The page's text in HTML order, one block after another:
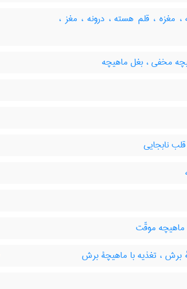
مغزه ، قلم هسته ، درونه ، مغز ،
مخفی ، بغل ماهیچه
نابجایی
موقّت
برش ، تغذیه با ماهیچۀ برش